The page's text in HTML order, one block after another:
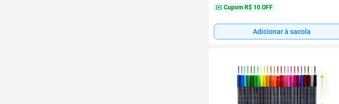
Cupom R$ 10 OFF
Adicionar à sacola